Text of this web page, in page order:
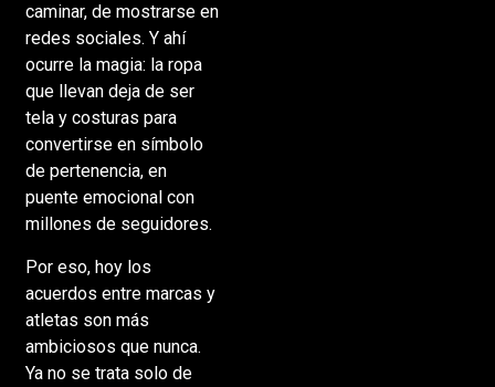
caminar, de mostrarse en
redes sociales. Y ahí
ocurre la magia: la ropa
que llevan deja de ser
tela y costuras para
convertirse en símbolo
de pertenencia, en
puente emocional con
millones de seguidores.
Por eso, hoy los
acuerdos entre marcas y
atletas son más
ambiciosos que nunca.
Ya no se trata solo de